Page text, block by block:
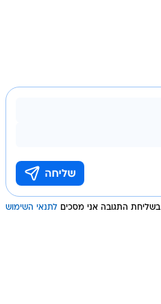
בשליחת התגובה אני מסכים לתנאי השימוש